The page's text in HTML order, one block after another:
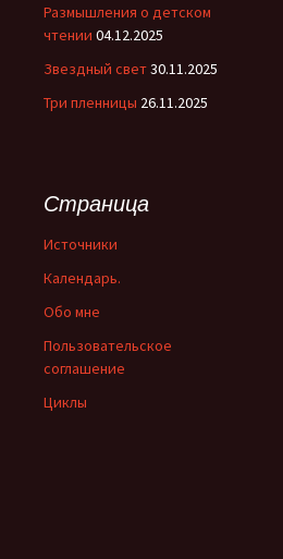
Размышления о детском
чтении 04.12.2025
Звездный свет30.11.2025
Три пленницы 26.11.2025
Страница
Источники
Календарь.
Обо мне
Пользовательское
соглашение
Циклы